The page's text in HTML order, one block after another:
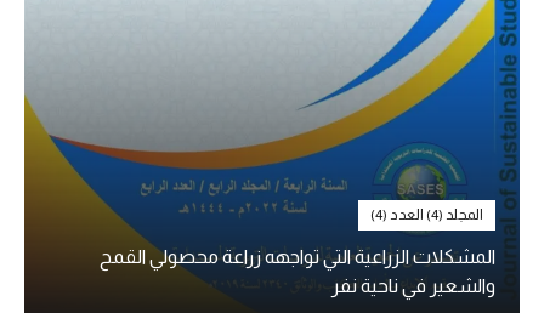
المجلد (4) العدد (4)
المشكلات الزراعية التي تواجهه زراعة محصولي القمح
والشعير في ناحية نفر